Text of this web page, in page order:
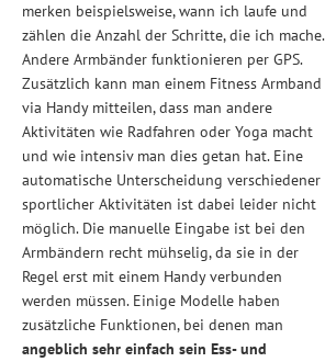
merken beispielsweise, wann ich laufe und
zählen die Anzahl der Schritte, die ich mache.
Andere Armbänder funktionieren per GPS.
Zusätzlich kann man einem Fitness Armband
via Handy mitteilen, dass man andere
Aktivitäten wie Radfahren oder Yoga macht
und wie intensiv man dies getan hat. Eine
automatische Unterscheidung verschiedener
sportlicher Aktivitäten ist dabei leider nicht
möglich. Die manuelle Eingabe ist bei den
Armbändern recht mühselig, da sie in der
Regel erst mit einem Handy verbunden
werden müssen. Einige Modelle haben
zusätzliche Funktionen, bei denen man
angeblich sehr einfach sein Ess- und